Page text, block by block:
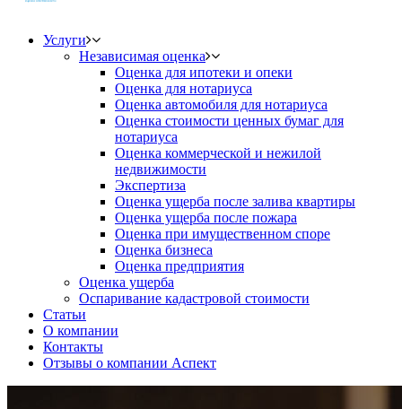
Услуги
Независимая оценка
Оценка для ипотеки и опеки
Оценка для нотариуса
Оценка автомобиля для нотариуса
Оценка стоимости ценных бумаг для
нотариуса
Оценка коммерческой и нежилой
недвижимости
Экспертиза
Оценка ущерба после залива квартиры
Оценка ущерба после пожара
Оценка при имущественном споре
Оценка бизнеса
Оценка предприятия
Оценка ущерба
Оспаривание кадастровой стоимости
Статьи
О компании
Контакты
Отзывы о компании Аспект